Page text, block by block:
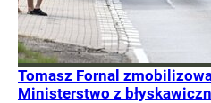
Tomasz Fornal
Ministerstwo z